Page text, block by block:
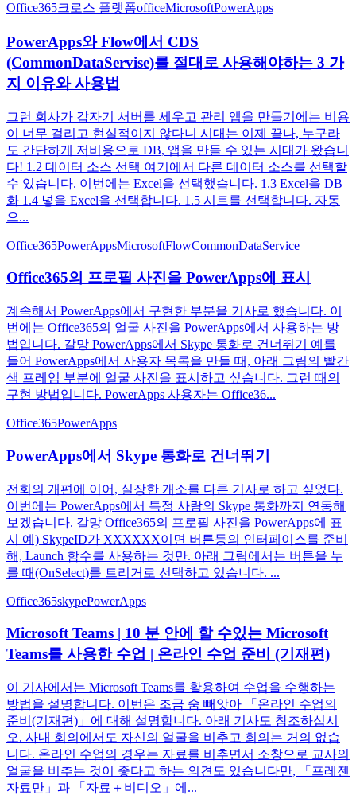
Office365크로스 플랫폼officeMicrosoftPowerApps
PowerApps와 Flow에서 CDS
(CommonDataServise)를 절대로 사용해야하는 3 가
지 이유와 사용법
그런 회사가 갑자기 서버를 세우고 관리 앱을 만들기에는 비용
이 너무 걸리고 현실적이지 않다니 시대는 이제 끝나, 누구라
도 간단하게 저비용으로 DB, 앱을 만들 수 있는 시대가 왔습니
다! 1.2 데이터 소스 선택 여기에서 다른 데이터 소스를 선택할
수 있습니다. 이번에는 Excel을 선택했습니다. 1.3 Excel을 DB
화 1.4 넣을 Excel을 선택합니다. 1.5 시트를 선택합니다. 자동
으...
Office365PowerAppsMicrosoftFlowCommonDataService
Office365의 프로필 사진을 PowerApps에 표시
계속해서 PowerApps에서 구현한 부분을 기사로 했습니다. 이
번에는 Office365의 얼굴 사진을 PowerApps에서 사용하는 방
법입니다. 갈망 PowerApps에서 Skype 통화로 건너뛰기 예를
들어 PowerApps에서 사용자 목록을 만들 때, 아래 그림의 빨간
색 프레임 부분에 얼굴 사진을 표시하고 싶습니다. 그런 때의
구현 방법입니다. PowerApps 사용자는 Office36...
Office365PowerApps
PowerApps에서 Skype 통화로 건너뛰기
전회의 개편에 이어, 실장한 개소를 다른 기사로 하고 싶었다.
이번에는 PowerApps에서 특정 사람의 Skype 통화까지 연동해
보겠습니다. 갈망 Office365의 프로필 사진을 PowerApps에 표
시 예) SkypeID가 XXXXXX이면 버튼등의 인터페이스를 준비
해, Launch 함수를 사용하는 것만. 아래 그림에서는 버튼을 누
를 때(OnSelect)를 트리거로 선택하고 있습니다. ...
Office365skypePowerApps
Microsoft Teams | 10 분 안에 할 수있는 Microsoft
Teams를 사용한 수업 | 온라인 수업 준비 (기재편)
이 기사에서는 Microsoft Teams를 활용하여 수업을 수행하는
방법을 설명합니다. 이번은 조금 숨 빼앗아 「온라인 수업의
준비(기재편)」에 대해 설명합니다. 아래 기사도 참조하십시
오. 사내 회의에서도 자신의 얼굴을 비추고 회의는 거의 없습
니다. 온라인 수업의 경우는 자료를 비추면서 소창으로 교사의
얼굴을 비추는 것이 좋다고 하는 의견도 있습니다만, 「프레젠
자료만」과 「자료＋비디오」에...